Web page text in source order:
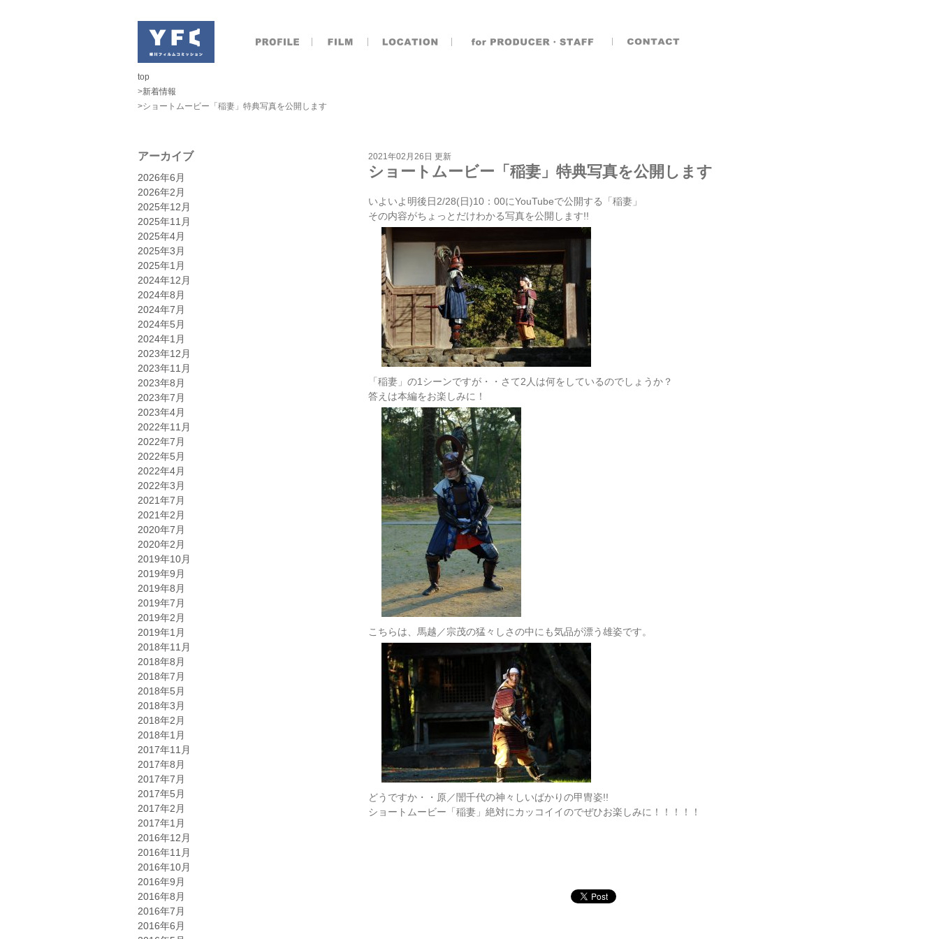
top
>新着情報
>ショートムービー「稲妻」特典写真を公開します
アーカイブ
2026年6月
2026年2月
2025年12月
2025年11月
2025年4月
2025年3月
2025年1月
2024年12月
2024年8月
2024年7月
2024年5月
2024年1月
2023年12月
2023年11月
2023年8月
2023年7月
2023年4月
2022年11月
2022年7月
2022年5月
2022年4月
2022年3月
2021年7月
2021年2月
2020年7月
2020年2月
2019年10月
2019年9月
2019年8月
2019年7月
2019年2月
2019年1月
2018年11月
2018年8月
2018年7月
2018年5月
2018年3月
2018年2月
2018年1月
2017年11月
2017年8月
2017年7月
2017年5月
2017年2月
2017年1月
2016年12月
2016年11月
2016年10月
2016年9月
2016年8月
2016年7月
2016年6月
2021年02月26日 更新
ショートムービー「稲妻」特典写真を公開します
いよいよ明後日2/28(日)10：00にYouTubeで公開する「稲妻」
その内容がちょっとだけわかる写真を公開します!!
「稲妻」の1シーンですが・・さて2人は何をしているのでしょうか？
答えは本編をお楽しみに！
こちらは、馬越／宗茂の猛々しさの中にも気品が漂う雄姿です。
どうですか・・原／誾千代の神々しいばかりの甲冑姿!!
ショートムービー「稲妻」絶対にカッコイイのでぜひお楽しみに！！！！！